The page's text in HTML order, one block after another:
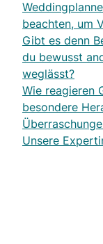
beachten, um
Gibt es denn
du bewusst
weglässt?
Wie reagieren
besondere
Unsere